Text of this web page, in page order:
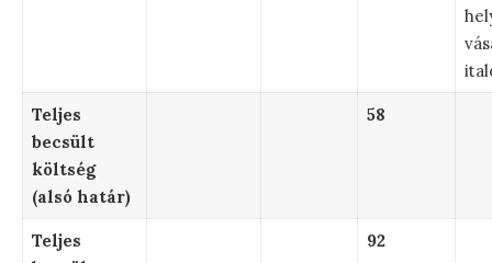
Teljes
becsült
költség
(alsó határ)
58
Teljes
92